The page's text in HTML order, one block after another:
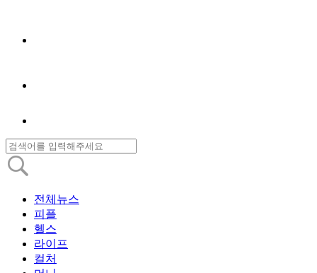
전체뉴스
피플
헬스
라이프
컬처